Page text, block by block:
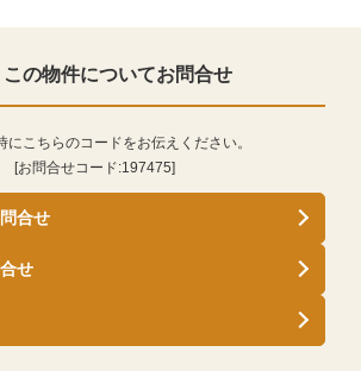
この物件についてお問合せ
にこちらのコードをお伝えください。
[お問合せコード:197475]
合せ
せ